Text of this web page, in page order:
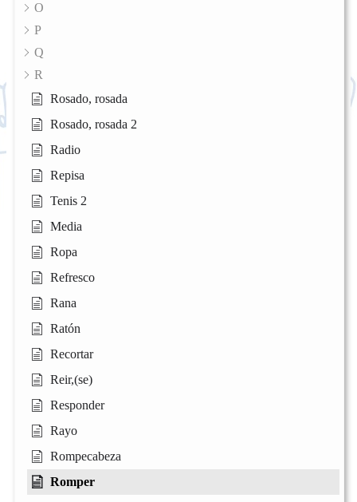
O
P
Q
R
Rosado, rosada
Rosado, rosada 2
Radio
Repisa
Tenis 2
Media
Ropa
Refresco
Rana
Ratón
Recortar
Reir,(se)
Responder
Rayo
Rompecabeza
Romper